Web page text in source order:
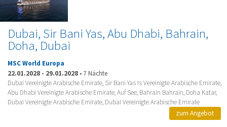
Dubai, Sir Bani Yas, Abu Dhabi, Bahrain,
Doha, Dubai
MSC World Europa
22.01.2028 - 29.01.2028 • 7 Nächte
Dubai Vereinigte Arabische Emirate, Sir Bani Yas Is Vereinigte Arabische Emirate,
Abu Dhabi Vereinigte Arabische Emirate, Auf See, Bahrain Bahrain, Doha Katar,
Dubai Vereinigte Arabische Emirate, Dubai Vereinigte Arabische Emirate
zum Angebot